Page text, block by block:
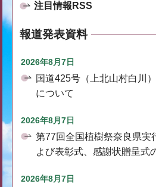
注目情報RSS
報道発表資料
2026年8月7日
国道425号（上北山村白川
について
2026年8月7日
第77回全国植樹祭奈良県実
よび表彰式、感謝状贈呈式
2026年8月7日